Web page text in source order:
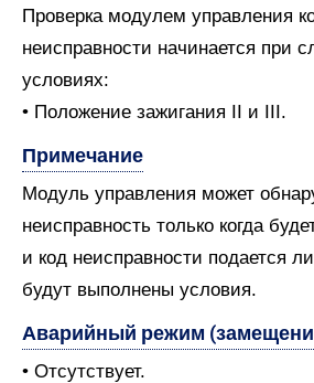
Проверка модулем управления
неисправности начинается при
условиях:
• Положение зажигания II и III.
Примечание
Модуль управления может
неисправность только когда
и код неисправности подается
будут выполнены условия.
Аварийный режим
• Отсутствует.